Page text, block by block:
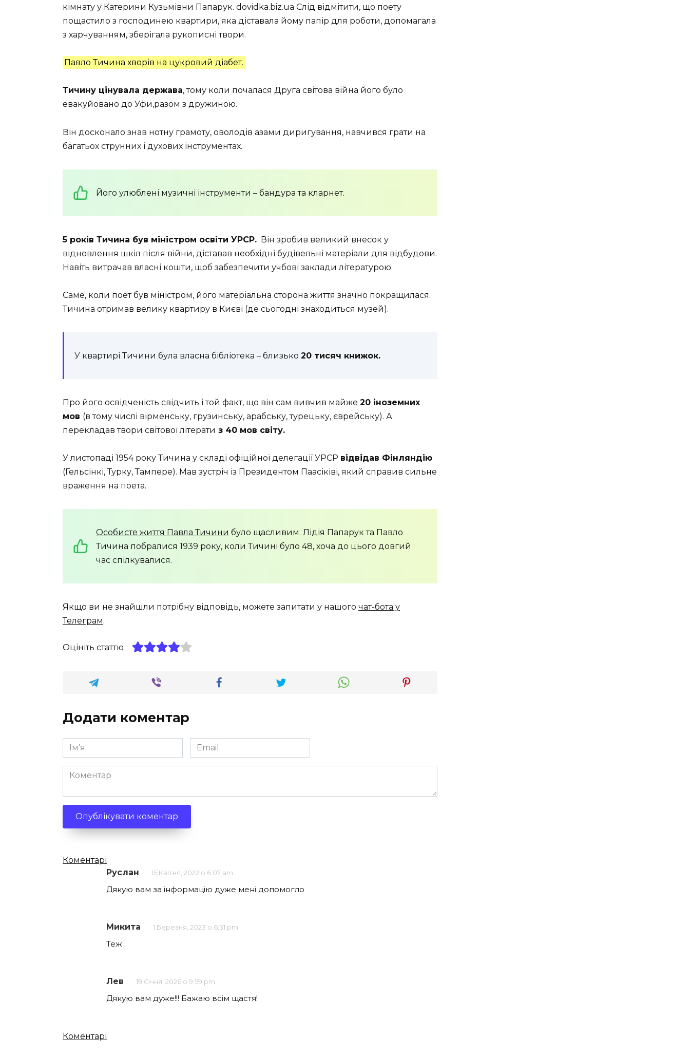
кімнату у Катерини Кузьмівни Папарук. dovidka.biz.ua Слід відмітити, що поету
пощастило з господинею квартири, яка діставала йому папір для роботи, допомагала
з харчуванням, зберігала рукописні твори.
Павло Тичина хворів на цукровий діабет.
Тичину цінувала держава, тому коли почалася Друга світова війна його було
евакуйовано до Уфи,разом з дружиною.
Він досконало знав нотну грамоту, оволодів азами диригування, навчився грати на
багатьох струнних і духових інструментах.
Його улюблені музичні інструменти – бандура та кларнет.
5 років Тичина був міністром освіти УРСР. Він зробив великий внесок у
відновлення шкіл після війни, діставав необхідні будівельні матеріали для відбудови.
Навіть витрачав власні кошти, щоб забезпечити учбові заклади літературою.
Саме, коли поет був міністром, його матеріальна сторона життя значно покращилася.
Тичина отримав велику квартиру в Києві (де сьогодні знаходиться музей).
У квартирі Тичини була власна бібліотека – близько 20 тисяч книжок.
Про його освідченість свідчить і той факт, що він сам вивчив майже 20 іноземних
мов (в тому числі вірменську, грузинську, арабську, турецьку, єврейську). А
перекладав твори світової літерати з 40 мов світу.
У листопаді 1954 року Тичина у складі офіційної делегації УРСР відвідав Фінляндію
(Гельсінкі, Турку, Тампере). Мав зустріч із Президентом Паасіківі, який справив сильне
враження на поета.
Особисте життя Павла Тичини було щасливим. Лідія Папарук та Павло
Тичина побралися 1939 року, коли Тичині було 48, хоча до цього довгий
час спілкувалися.
Якщо ви не знайшли потрібну відповідь, можете запитати у нашого чат-бота у
Телеграм.
Оцініть статтю
Додати коментар
Ім'я
*
Email
*
Коментар
Кількість
коментарів
Коментарі
Руслан
15 Квітня, 2022 о 6:07 am
Дякую вам за інформацію дуже мені допомогло
Микита 1 Березня, 2023 о 6:31 pm
Теж
Лев 19 Січня, 2026 о 9:59 pm
Дякую вам дуже!!! Бажаю всім щастя!
Кількість
Коментарі